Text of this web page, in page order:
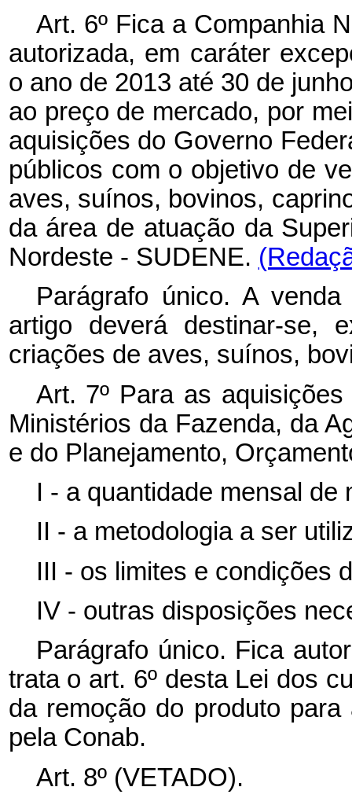
Art. 6º Fica a Companhia
autorizada, em caráter
o ano de 2013 até 30 de
ao preço de mercado, por
aquisições do Governo
públicos com o objetivo de
aves, suínos, bovinos,
da área de atuação da
Nordeste - SUDENE.
Parágrafo único. A
artigo deverá destinar-se,
criações de aves, suínos,
Art. 7º Para as
Ministérios da Fazenda, da
e do Planejamento,
I - a quantidade mensal de
II - a metodologia a ser
III - os limites e condições
IV - outras disposições
Parágrafo único. Fica
trata o art. 6º desta Lei dos
da remoção do produto
pela Conab.
Art. 8º (VETADO).